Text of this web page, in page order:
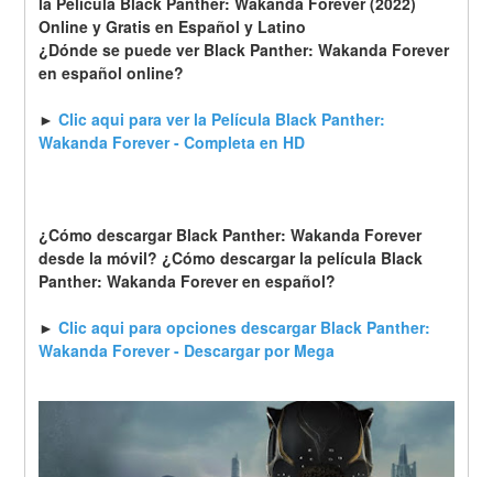
Online y Gratis en Español y Latino
¿Dónde se puede ver Black Panther: Wakanda Forever
en español online?
► Clic aqui para ver la Película Black Panther:
Wakanda Forever - Completa en HD
¿Cómo descargar Black Panther: Wakanda Forever
desde la móvil? ¿Cómo descargar la película Black
Panther: Wakanda Forever en español?
► Clic aqui para opciones descargar Black Panther:
Wakanda Forever - Descargar por Mega